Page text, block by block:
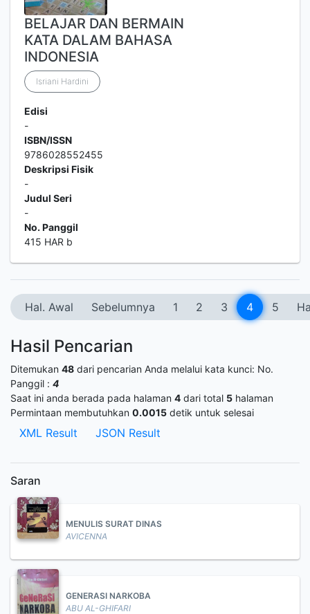
BELAJAR DAN BERMAIN
KATA DALAM BAHASA
INDONESIA
Isriani Hardini
Edisi
-
ISBN/ISSN
9786028552455
Deskripsi Fisik
-
Judul Seri
-
No. Panggil
415 HAR b
Hal. Awal Sebelumnya 1 2 3 4 5
Hasil Pencarian
Ditemukan 48 dari pencarian Anda melalui kata kunci: No.
Panggil : 4
Saat ini anda berada pada halaman 4 dari total 5 halaman
Permintaan membutuhkan 0.0015 detik untuk selesai
XML Result JSON Result
Saran
MENULIS SURAT DINAS
AVICENNA
GENERASI NARKOBA
ABU AL-GHIFARI